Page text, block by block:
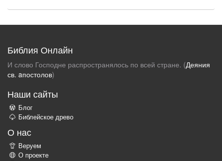
Библия Онлайн
И слово Господне распространялось по всей стране. (Деяния
св. aпостолов)
Наши сайты
Блог
Библейское древо
О нас
Веруем
О проекте